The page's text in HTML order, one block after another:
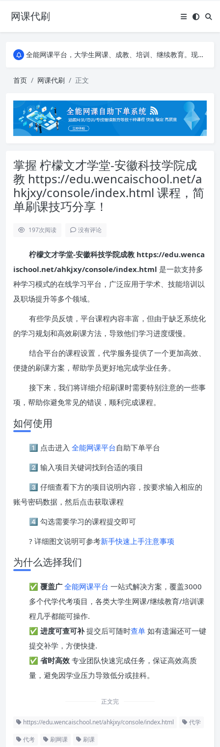
网课代刷
AI论文写作平台，根据真实文献内容生成论文
全能网课平台，大学生网课、成教、培训、继续教育。现已接入代刷代考项目3000+
全能网课平台，大学生网课、成教、培训、继续教育。现已接入代刷代考项目3000+
首页 网课代刷 正文
掌握 柠檬文才学堂-安徽科技学院成
教 https://edu.wencaischool.net/a
hkjxy/console/index.html 课程，简
单刷课技巧分享！
197次阅读 没有评论
柠檬文才学堂-安徽科技学院成教 https://edu.wenca
ischool.net/ahkjxy/console/index.html 是一款支持多
种学习模式的在线学习平台，广泛应用于学术、技能培训以
及职场提升等多个领域。
有些学员反馈，平台课程内容丰富，但由于缺乏系统化
的学习规划和高效刷课方法，导致他们学习进度缓慢。
结合平台的课程设置，代学服务提供了一个更加高效、
便捷的刷课方案，帮助学员更好地完成学业任务。
接下来，我们将详细介绍刷课时需要特别注意的一些事
项，帮助你避免常见的错误，顺利完成课程。
如何使用
1️⃣ 点击进入 全能网课平台自助下单平台
2️⃣ 输入项目关键词找到合适的项目
3️⃣ 仔细查看下方的项目说明内容，按要求输入相应的
账号密码数据，然后点击获取课程
4️⃣ 勾选需要学习的课程提交即可
? 详细图文说明可参考新手快速上手注意事项
为什么选择我们
✅ 覆盖广 全能网课平台 一站式解决方案，覆盖3000
多个代学代考项目，各类大学生网课/继续教育/培训课
程几乎都能可操作.
✅ 进度可查可补提交后可随时查单 如有遗漏还可一键
提交补学，方便快捷.
✅ 省时高效 专业团队快速完成任务，保证高效高质
量，避免因学业压力导致低分或挂科。
正文完
https://edu.wencaischool.net/ahkjxy/console/index.html 代学
代考 刷网课
刷课